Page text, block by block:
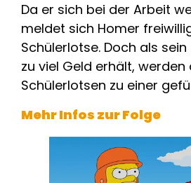
Da er sich bei der Arbeit
meldet sich Homer
Schülerlotse. Doch als
zu viel Geld erhält, werden
Schülerlotsen zu einer
Mehr Infos zur Folge